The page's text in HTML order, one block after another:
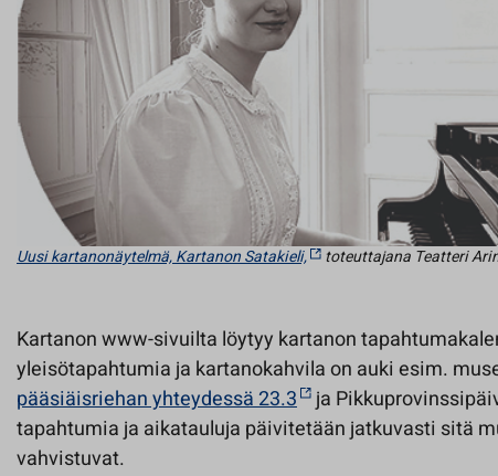
Uusi kartanonäytelmä, Kartanon Satakieli, toteuttajana Teatteri
Kartanon www-sivuilta löytyy kartanon
yleisötapahtumia ja kartanokahvila on auki esim.
pääsiäisriehan yhteydessä 23.3
ja
tapahtumia ja aikatauluja päivitetään jatkuvasti sitä
vahvistuvat.